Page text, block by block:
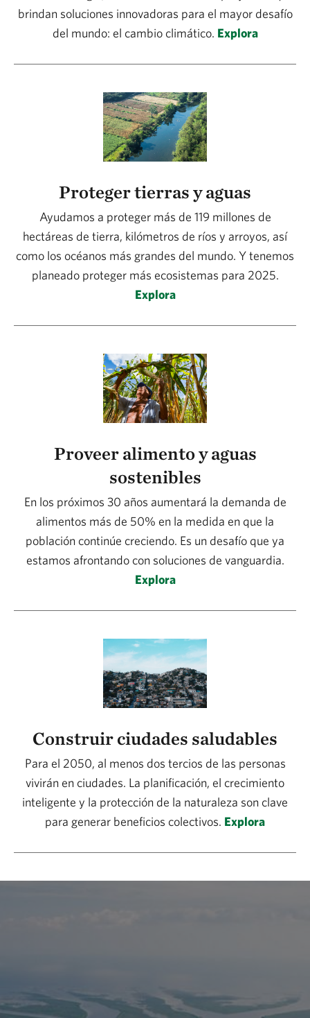
brindan soluciones innovadoras para el mayor desafío
del mundo: el cambio climático. Explora
Proteger tierras y aguas
Ayudamos a proteger más de 119 millones de
hectáreas de tierra, kilómetros de ríos y arroyos, así
como los océanos más grandes del mundo. Y tenemos
planeado proteger más ecosistemas para 2025.
Explora
Proveer alimento y aguas
sostenibles
En los próximos 30 años aumentará la demanda de
alimentos más de 50% en la medida en que la
población continúe creciendo. Es un desafío que ya
estamos afrontando con soluciones de vanguardia.
Explora
Construir ciudades saludables
Para el 2050, al menos dos tercios de las personas
vivirán en ciudades. La planificación, el crecimiento
inteligente y la protección de la naturaleza son clave
para generar beneficios colectivos. Explora